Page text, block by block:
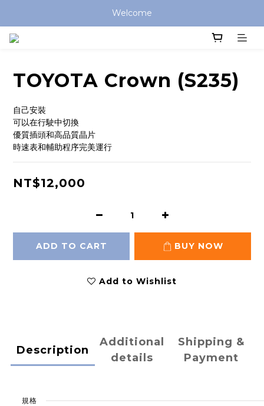
Welcome
TOYOTA Crown (S235)
自己安裝
可以在行駛中切換
優質插頭和高品質晶片
時速表和輔助程序完美運行
NT$12,000
ADD TO CART BUY NOW
Add to Wishlist
Description
Additional
details
Shipping &
Payment
規格